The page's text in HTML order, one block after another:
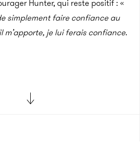
Hunter, qui reste positif : «
simplement faire confiance au
m’apporte, je lui ferais confiance.